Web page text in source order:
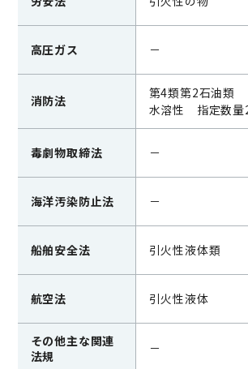
高圧ガス －
消防法
第4類第2石油類
水溶性 指定数量
毒劇物取締法 －
海洋汚染防止法 －
船舶安全法 引火性液体類
航空法 引火性液体
その他主な関連
法規
－